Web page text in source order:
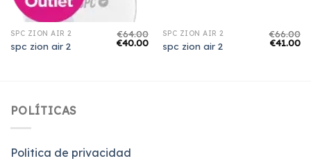
SPC ZION AIR 2
spc zion air 2
€64.00
€40.00
SPC ZION AIR 2
spc zion air 2
€66.00
€41.00
POLÍTICAS
Politica de privacidad